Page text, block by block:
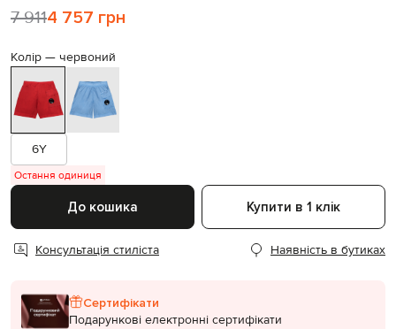
7 9114 757 грн
Колір — червоний
6Y
Остання одиниця
До кошика Купити в 1 клік
Консультація стиліста Наявність в бутиках
Сертифікати
Подарункові електронні сертифікати